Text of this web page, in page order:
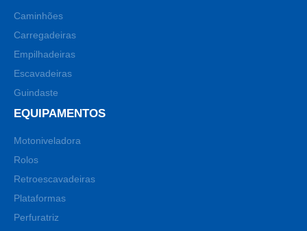
Caminhões
Carregadeiras
Empilhadeiras
Escavadeiras
Guindaste
EQUIPAMENTOS
Motoniveladora
Rolos
Retroescavadeiras
Plataformas
Perfuratriz